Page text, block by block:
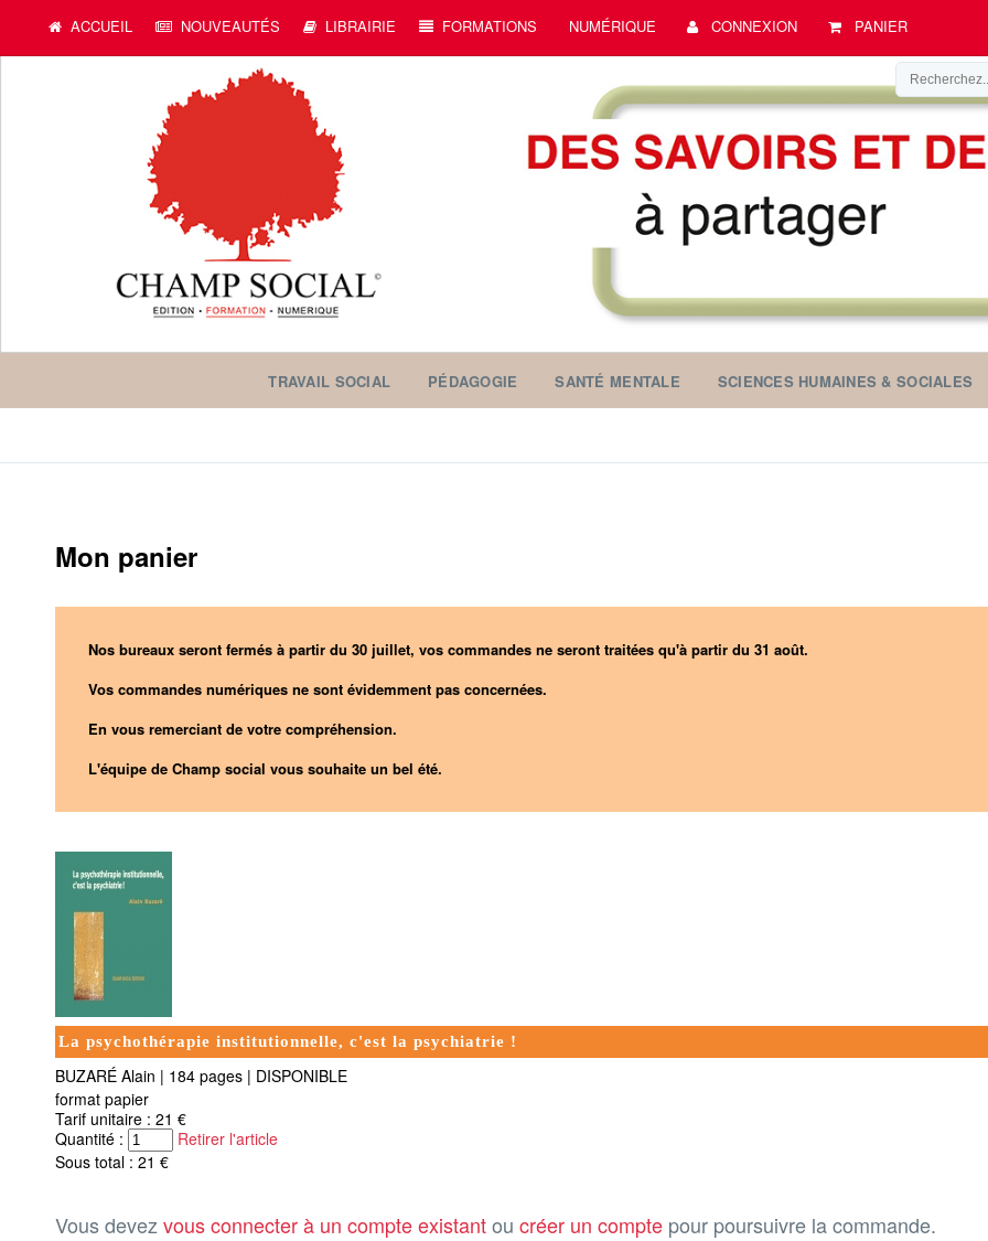
ACCUEIL NOUVEAUTÉS LIBRAIRIE FORMATIONS NUMÉRIQUE CONNEXION PANIER
TRAVAIL SOCIAL PÉDAGOGIE SANTÉ MENTALE SCIENCES HUMAINES & SOCIALES
Mon panier
Nos bureaux seront fermés à partir du 30 juillet, vos commandes ne seront traitées qu'à partir du 31 août.
Vos commandes numériques ne sont évidemment pas concernées.
En vous remerciant de votre compréhension.
L'équipe de Champ social vous souhaite un bel été.
La psychothérapie institutionnelle, c'est la psychiatrie !
BUZARÉ Alain | 184 pages | DISPONIBLE
format papier
Tarif unitaire : 21 €
Quantité :
Retirer l'article
Sous total : 21 €
Vous devezvous connecter à un compte existantou créer un compte pour poursuivre la commande.